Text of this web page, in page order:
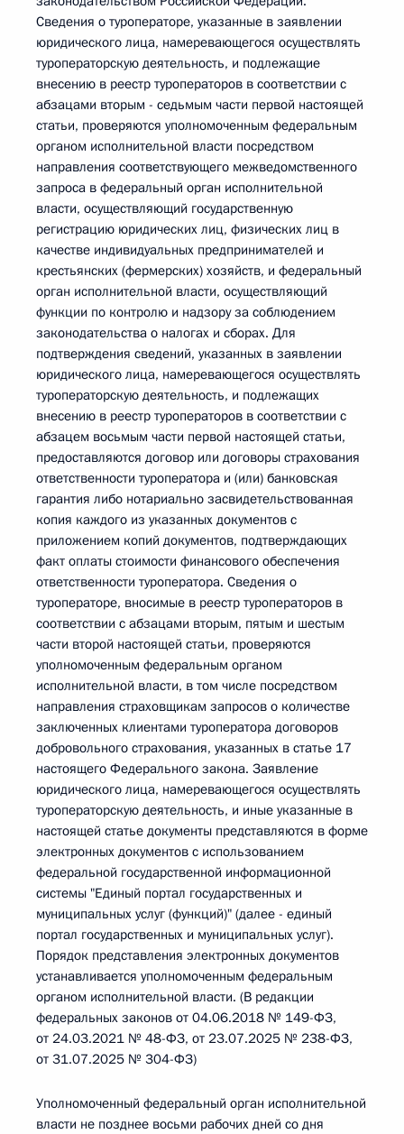
Сведения о туроператоре, указанные в заявлении
юридического лица, намеревающегося осуществлять
туроператорскую деятельность, и подлежащие
внесению в реестр туроператоров в соответствии с
абзацами вторым - седьмым части первой настоящей
статьи, проверяются уполномоченным федеральным
органом исполнительной власти посредством
направления соответствующего межведомственного
запроса в федеральный орган исполнительной
власти, осуществляющий государственную
регистрацию юридических лиц, физических лиц в
качестве индивидуальных предпринимателей и
крестьянских (фермерских) хозяйств, и федеральный
орган исполнительной власти, осуществляющий
функции по контролю и надзору за соблюдением
законодательства о налогах и сборах. Для
подтверждения сведений, указанных в заявлении
юридического лица, намеревающегося осуществлять
туроператорскую деятельность, и подлежащих
внесению в реестр туроператоров в соответствии с
абзацем восьмым части первой настоящей статьи,
предоставляются договор или договоры страхования
ответственности туроператора и (или) банковская
гарантия либо нотариально засвидетельствованная
копия каждого из указанных документов с
приложением копий документов, подтверждающих
факт оплаты стоимости финансового обеспечения
ответственности туроператора. Сведения о
туроператоре, вносимые в реестр туроператоров в
соответствии с абзацами вторым, пятым и шестым
части второй настоящей статьи, проверяются
уполномоченным федеральным органом
исполнительной власти, в том числе посредством
направления страховщикам запросов о количестве
заключенных клиентами туроператора договоров
добровольного страхования, указанных в статье 17
настоящего Федерального закона. Заявление
юридического лица, намеревающегося осуществлять
туроператорскую деятельность, и иные указанные в
настоящей статье документы представляются в форме
электронных документов с использованием
федеральной государственной информационной
системы "Единый портал государственных и
муниципальных услуг (функций)" (далее - единый
портал государственных и муниципальных услуг).
Порядок представления электронных документов
устанавливается уполномоченным федеральным
органом исполнительной власти. (В редакции
федеральных законов от 04.06.2018 № 149-ФЗ,
от 24.03.2021 № 48-ФЗ, от 23.07.2025 № 238-ФЗ,
от 31.07.2025 № 304-ФЗ)
Уполномоченный федеральный орган исполнительной
власти не позднее восьми рабочих дней со дня